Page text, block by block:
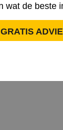
wat de beste
GRATIS